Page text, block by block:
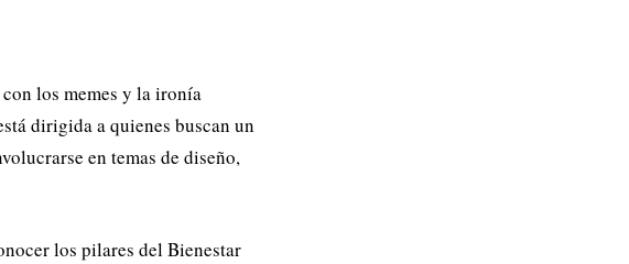
los memes y la ironía
dirigida a quienes buscan un
en temas de diseño,
los pilares del Bienestar